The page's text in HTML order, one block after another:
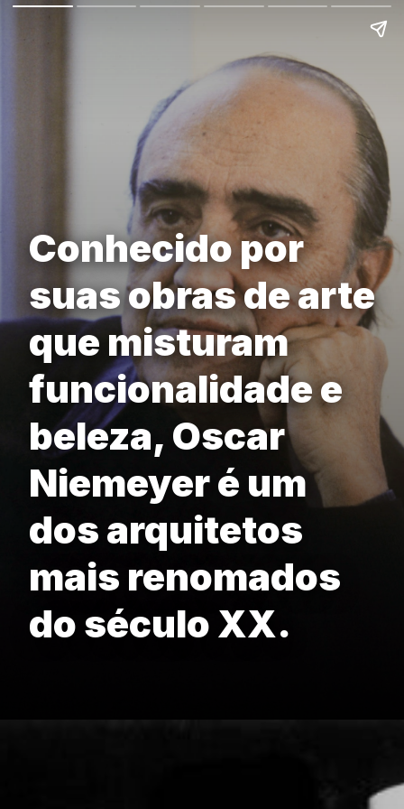
Conhecido por
suas obras de arte
que misturam
funcionalidade e
beleza, Oscar
Niemeyer é um
dos arquitetos
mais renomados
do século XX.